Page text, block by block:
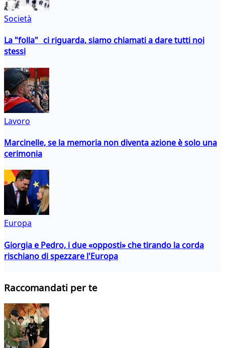
Società
La "folla" ci riguarda, siamo chiamati a dare tutti noi
stessi
Lavoro
Marcinelle, se la memoria non diventa azione è solo una
cerimonia
Europa
Giorgia e Pedro, i due «opposti» che tirando la corda
rischiano di spezzare l'Europa
Raccomandati per te